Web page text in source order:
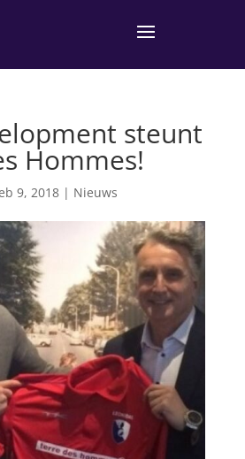
steunt
Hommes!
9, 2018| Nieuws